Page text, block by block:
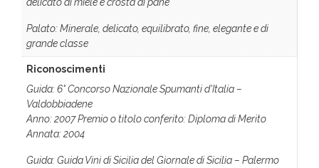
Palato: Minerale, delicato, equilibrato, fine, elegante e di
grande classe
Riconoscimenti
Guida: 6° Concorso Nazionale Spumanti d'Italia –
Valdobbiadene
Anno: 2007 Premio o titolo conferito: Diploma di Merito
Annata: 2004
Guida: Guida Vini di Sicilia del Giornale di Sicilia – Palermo